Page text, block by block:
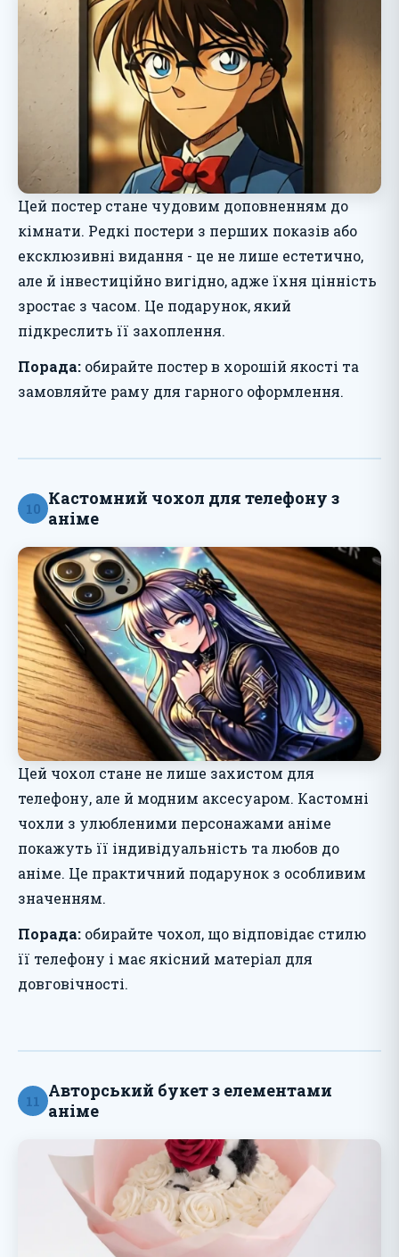
Цей постер стане чудовим доповненням до
кімнати. Редкі постери з перших показів або
ексклюзивні видання - це не лише естетично,
але й інвестиційно вигідно, адже їхня цінність
зростає з часом. Це подарунок, який
підкреслить її захоплення.
Порада: обирайте постер в хорошій якості та
замовляйте раму для гарного оформлення.
10 Кастомний чохол для телефону з
аніме
Цей чохол стане не лише захистом для
телефону, але й модним аксесуаром. Кастомні
чохли з улюбленими персонажами аніме
покажуть її індивідуальність та любов до
аніме. Це практичний подарунок з особливим
значенням.
Порада: обирайте чохол, що відповідає стилю
її телефону і має якісний матеріал для
довговічності.
11
Авторський букет з елементами
аніме